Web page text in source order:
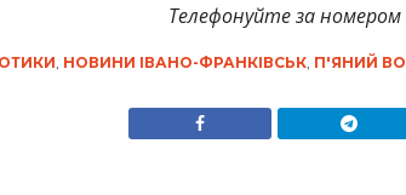
Телефонуйте за
НОВИНИ ІВАНО-ФРАНКІВСЬК, П'ЯНИЙ